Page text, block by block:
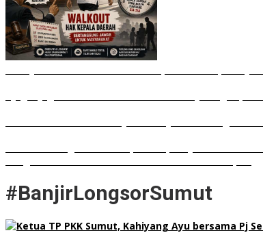
#BanjirLongsorSumut